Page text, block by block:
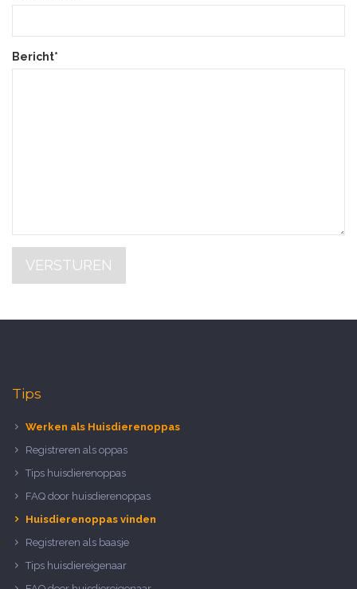
Bericht*
VERSTUREN
Tips
Werken als Huisdierenoppas
Registreren als oppas
Tips huisdierenoppas
FAQ door huisdierenoppas
Huisdierenoppas vinden
Registreren als baasje
Tips huisdiereigenaar